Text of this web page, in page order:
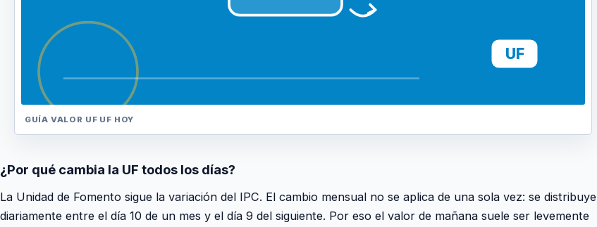
UF
GUÍA VALOR UF UF HOY
¿Por qué cambia la UF todos los días?
La Unidad de Fomento sigue la variación del IPC. El cambio mensual no se aplica de una sola vez: se distribuye
diariamente entre el día 10 de un mes y el día 9 del siguiente. Por eso el valor de mañana suele ser levemente